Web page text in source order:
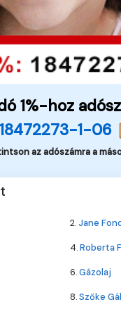
1%-hoz
18472273-1-06
az adószámra a
2.Jane
4.Roberta
6.Gázolaj
8.Szőke